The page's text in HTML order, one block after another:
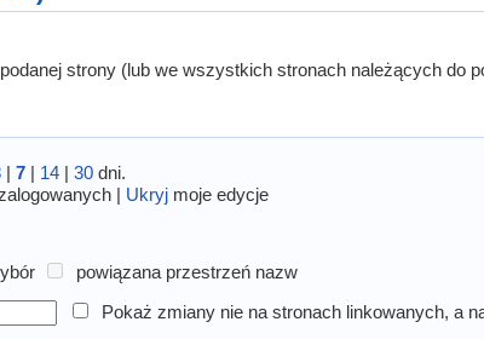
strony (lub we wszystkich stronach należących do
|7 | 14 |30 dni.
| Ukryj moje edycje
powiązana przestrzeń nazw
Pokaż zmiany nie na stronach linkowanych, a